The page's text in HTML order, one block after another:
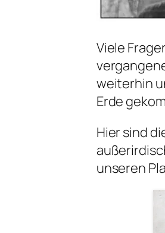
Viele
weiterhin
Erde
Hier sind
unseren